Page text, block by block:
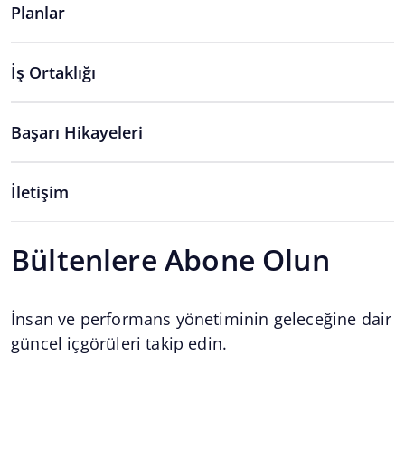
Planlar
İş Ortaklığı
Başarı Hikayeleri
İletişim
Bültenlere Abone Olun
İnsan ve performans yönetiminin geleceğine dair
güncel içgörüleri takip edin.